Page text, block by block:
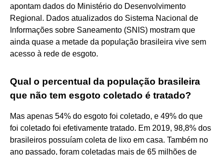
apontam dados do Ministério do Desenvolvimento
Regional. Dados atualizados do Sistema Nacional de
Informações sobre Saneamento (SNIS) mostram que
ainda quase a metade da população brasileira vive sem
acesso à rede de esgoto.
Qual o percentual da população brasileira
que não tem esgoto coletado é tratado?
Mas apenas 54% do esgoto foi coletado, e 49% do que
foi coletado foi efetivamente tratado. Em 2019, 98,8% dos
brasileiros possuíam coleta de lixo em casa. Também no
ano passado, foram coletadas mais de 65 milhões de